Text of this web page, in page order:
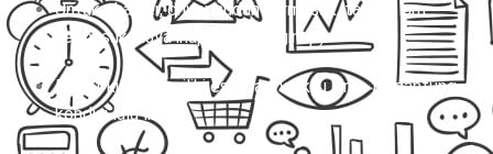
Untuk charter, driver sudah termasuk, tapi belum
termasuk biaya inap (jika menginap).
Paket kilat memiliki estimasi waktu kirim tergantung
kondisi lalu lintas.